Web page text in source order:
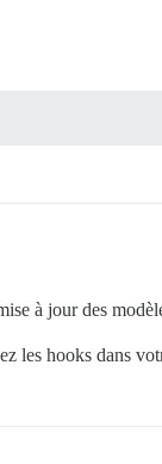
à jour des
les hooks dans